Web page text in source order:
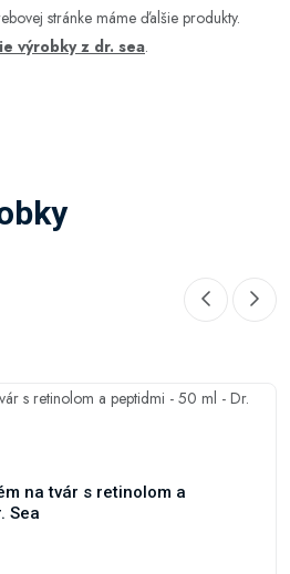
stránke máme ďalšie produkty.
výrobky z dr. sea.
na tvár s retinolom a
Sea